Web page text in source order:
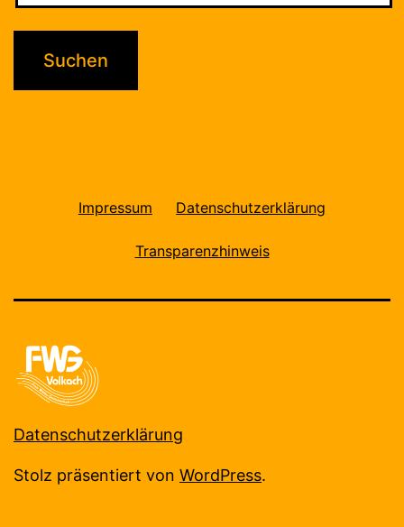
Impressum Datenschutzerklärung
Transparenzhinweis
Datenschutzerklärung
Stolz präsentiert von WordPress.